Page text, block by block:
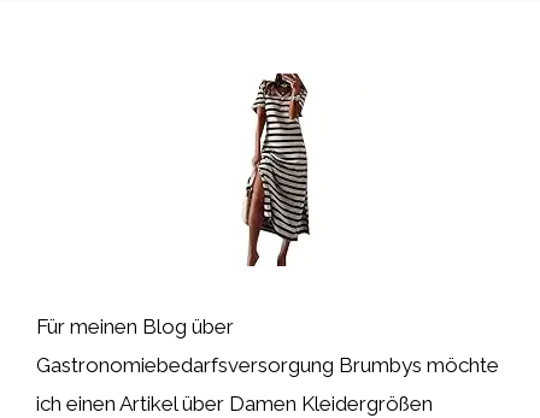
Für meinen Blog über
Gastronomiebedarfsversorgung Brumbys möchte
ich einen Artikel über Damen Kleidergrößen